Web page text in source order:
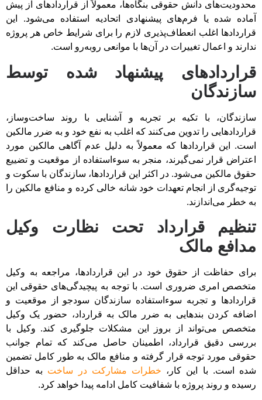
محدودیت‌های دانش حقوقی بنگاه‌ها، معمولاً از قراردادهای از پیش
آماده شده یا فرم‌های پیشنهادی اتحادیه استفاده می‌شود. این
قراردادها اغلب انعطاف‌پذیری لازم را برای شرایط خاص هر پروژه
ندارند و اعمال تغییرات در آن‌ها با موانعی روبه‌رو است.
قراردادهای پیشنهاد شده توسط
سازندگان
سازندگان، با تکیه بر تجربه و آشنایی با روند ساخت‌وساز،
قراردادهایی را تدوین می‌کنند که اغلب به نفع خود و به ضرر مالکین
است. این قراردادها که معمولاً به دلیل عدم آگاهی مالکین مورد
اعتراض قرار نمی‌گیرند، منجر به سوءاستفاده از موقعیت و تضییع
حقوق مالکین می‌شود. در اکثر این قراردادها، سازندگان با سکوت و
توجیه‌گری از انجام تعهدات خود شانه خالی کرده و منافع مالکین را
به خطر می‌اندازند.
تنظیم قرارداد تحت نظارت وکیل
مدافع مالک
برای حفاظت از حقوق خود در این قراردادها، مراجعه به وکیل
متخصص امری ضروری است. با توجه به پیچیدگی‌های حقوقی این
قراردادها و تجربه سوءاستفاده سازندگان سودجو از موقعیت و
اضافه کردن بندهایی به ضرر مالک به قرارداد، حضور یک وکیل
متخصص می‌تواند از بروز این مشکلات جلوگیری کند. وکیل با
بررسی دقیق قرارداد، اطمینان حاصل می‌کند که تمام جوانب
حقوقی مورد توجه قرار گرفته و منافع مالک به طور کامل تضمین
شده است. با این کار، خطرات مشارکت در ساخت به حداقل
رسیده و روند پروژه با شفافیت کامل ادامه پیدا خواهد کرد.